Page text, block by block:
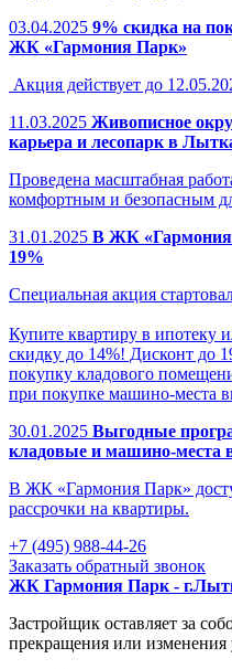
03.04.2025 9% скидка на
ЖК «Гармония Парк»
Акция действует до
11.03.2025 Живописное
карьера и лесопарк в
Проведена масштабная
комфортным и безопасным
31.01.2025 В ЖК «Гармония
19%
Специальная акция
Купите квартиру в ипотеку
скидку до 14%! Дисконт до
покупку кладового
при покупке машино-места
30.01.2025 Выгодные
кладовые и машино-
В ЖК «Гармония Парк»
рассрочки на квартиры.
+7 (495) 988-44-26
Заказать обратный звонок
ЖК Гармония Парк -
Застройщик оставляет за
прекращения или изменения